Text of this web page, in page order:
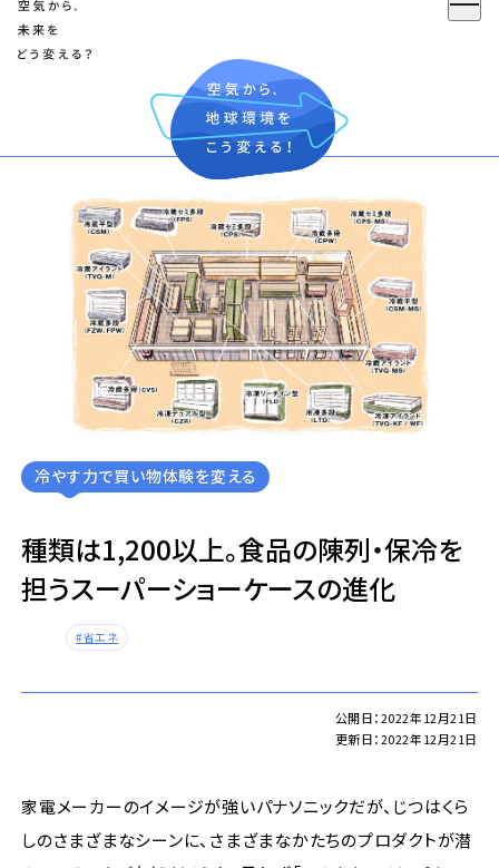
冷やす力で買い物体験を変える
種類は1,200以上。食品の陳列・保冷を
担うスーパーショーケースの進化
省エネ
公開日：2022年12月21日
更新日：2022年12月21日
家電メーカーのイメージが強いパナソニックだが、じつはくら
しのさまざまなシーンに、さまざまなかたちのプロダクトが潜